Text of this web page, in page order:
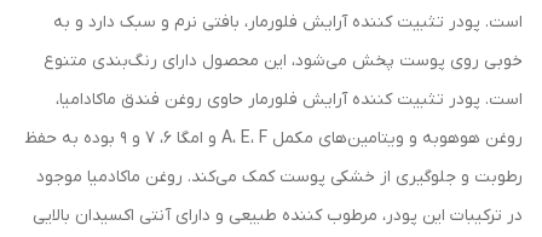
است. پودر تثبیت کننده آرایش فلورمار، بافتی نرم و سبک دارد و به
خوبی روی پوست پخش می‌شود، این محصول دارای رنگ‌بندی متنوع
است. پودر تثبیت کننده آرایش فلورمار حاوی روغن فندق ماکادامیا،
روغن هوهوبه و ویتامین‌های مکمل A، E، F و امگا 6، 7 و 9 بوده به حفظ
رطوبت و جلوگیری از خشکی پوست کمک می‌کند. روغن ماکادمیا موجود
در ترکیبات این پودر، مرطوب کننده طبیعی و دارای آنتی اکسیدان بالایی